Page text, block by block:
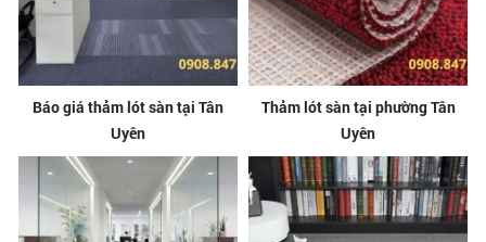
Báo giá thảm lót sàn tại Tân
Uyên
Thảm lót sàn tại phường Tân
Uyên